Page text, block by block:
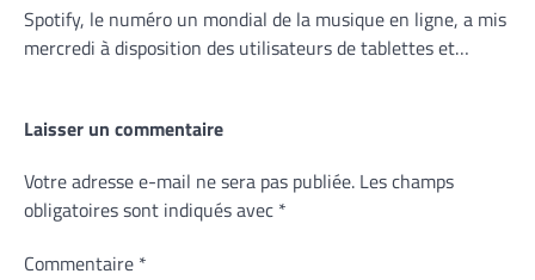
Spotify, le numéro un mondial de la musique en ligne, a mis
mercredi à disposition des utilisateurs de tablettes et…
Laisser un commentaire
Votre adresse e-mail ne sera pas publiée. Les champs
obligatoires sont indiqués avec *
Commentaire *